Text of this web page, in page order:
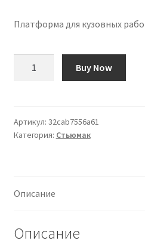
Платформа для кузовных
para
Cuerpos
Buy Now
Артикул: 32cab7556a61
Категория: Стьюмак
Описание
Описание